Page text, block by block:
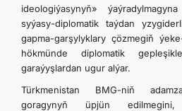
ideologiýasynyň»
syýasy-diplomatik taýdan
gapma-garşylyklary çözmegiň
hökmünde diplomatik
garaýyşlardan ugur alýar.
Türkmenistan BMG-niň
goragynyň üpjün